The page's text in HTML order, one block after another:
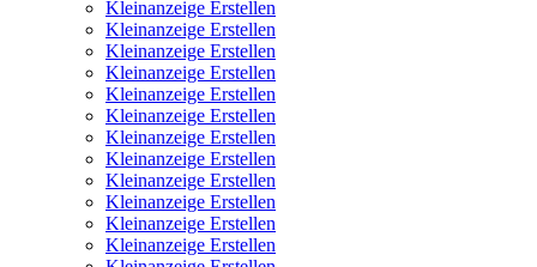
Kleinanzeige Erstellen
Kleinanzeige Erstellen
Kleinanzeige Erstellen
Kleinanzeige Erstellen
Kleinanzeige Erstellen
Kleinanzeige Erstellen
Kleinanzeige Erstellen
Kleinanzeige Erstellen
Kleinanzeige Erstellen
Kleinanzeige Erstellen
Kleinanzeige Erstellen
Kleinanzeige Erstellen